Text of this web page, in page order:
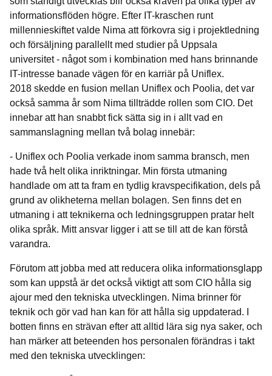
informationsflöden högre. Efter IT-kraschen runt
millennieskiftet valde Nima att förkovra sig i projektledning
och försäljning parallellt med studier på Uppsala
universitet - något som i kombination med hans brinnande
IT-intresse banade vägen för en karriär på Uniflex.
2018 skedde en fusion mellan Uniflex och Poolia, det var
också samma år som Nima tillträdde rollen som CIO. Det
innebar att han snabbt fick sätta sig in i allt vad en
sammanslagning mellan två bolag innebär:
- Uniflex och Poolia verkade inom samma bransch, men
hade två helt olika inriktningar. Min första utmaning
handlade om att ta fram en tydlig kravspecifikation, dels på
grund av olikheterna mellan bolagen. Sen finns det en
utmaning i att teknikerna och ledningsgruppen pratar helt
olika språk. Mitt ansvar ligger i att se till att de kan förstå
varandra.
Förutom att jobba med att reducera olika informationsglapp
som kan uppstå är det också viktigt att som CIO hålla sig
ajour med den tekniska utvecklingen. Nima brinner för
teknik och gör vad han kan för att hålla sig uppdaterad. I
botten finns en strävan efter att alltid lära sig nya saker, och
han märker att beteenden hos personalen förändras i takt
med den tekniska utvecklingen: